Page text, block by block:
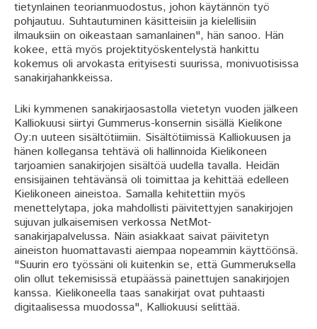
tietynlainen teorianmuodostus, johon käytännön työ
pohjautuu. Suhtautuminen käsitteisiin ja kielellisiin
ilmauksiin on oikeastaan samanlainen", hän sanoo. Hän
kokee, että myös projektityöskentelystä hankittu
kokemus oli arvokasta erityisesti suurissa, monivuotisissa
sanakirjahankkeissa.
Liki kymmenen sanakirjaosastolla vietetyn vuoden jälkeen
Kalliokuusi siirtyi Gummerus-konsernin sisällä Kielikone
Oy:n uuteen sisältötiimiin. Sisältötiimissä Kalliokuusen ja
hänen kollegansa tehtävä oli hallinnoida Kielikoneen
tarjoamien sanakirjojen sisältöä uudella tavalla. Heidän
ensisijainen tehtävänsä oli toimittaa ja kehittää edelleen
Kielikoneen aineistoa. Samalla kehitettiin myös
menettelytapa, joka mahdollisti päivitettyjen sanakirjojen
sujuvan julkaisemisen verkossa NetMot-
sanakirjapalvelussa. Näin asiakkaat saivat päivitetyn
aineiston huomattavasti aiempaa nopeammin käyttöönsä.
"Suurin ero työssäni oli kuitenkin se, että Gummeruksella
olin ollut tekemisissä etupäässä painettujen sanakirjojen
kanssa. Kielikoneella taas sanakirjat ovat puhtaasti
digitaalisessa muodossa", Kalliokuusi selittää.